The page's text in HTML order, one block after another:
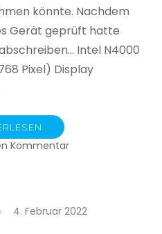
könnte. Nachdem
Gerät geprüft hatte
Intel N4000
Pixel) Display
Kommentarzu
4. Februar 2022